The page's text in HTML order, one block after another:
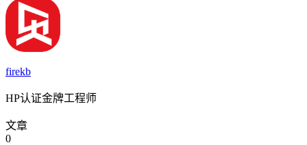
firekb
HP认证金牌工程师
文章
0